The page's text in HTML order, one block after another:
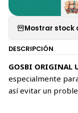
Mostrar stock
DESCRIPCIÓN
GOSBI ORIGINAL
especialmente
así evitar un